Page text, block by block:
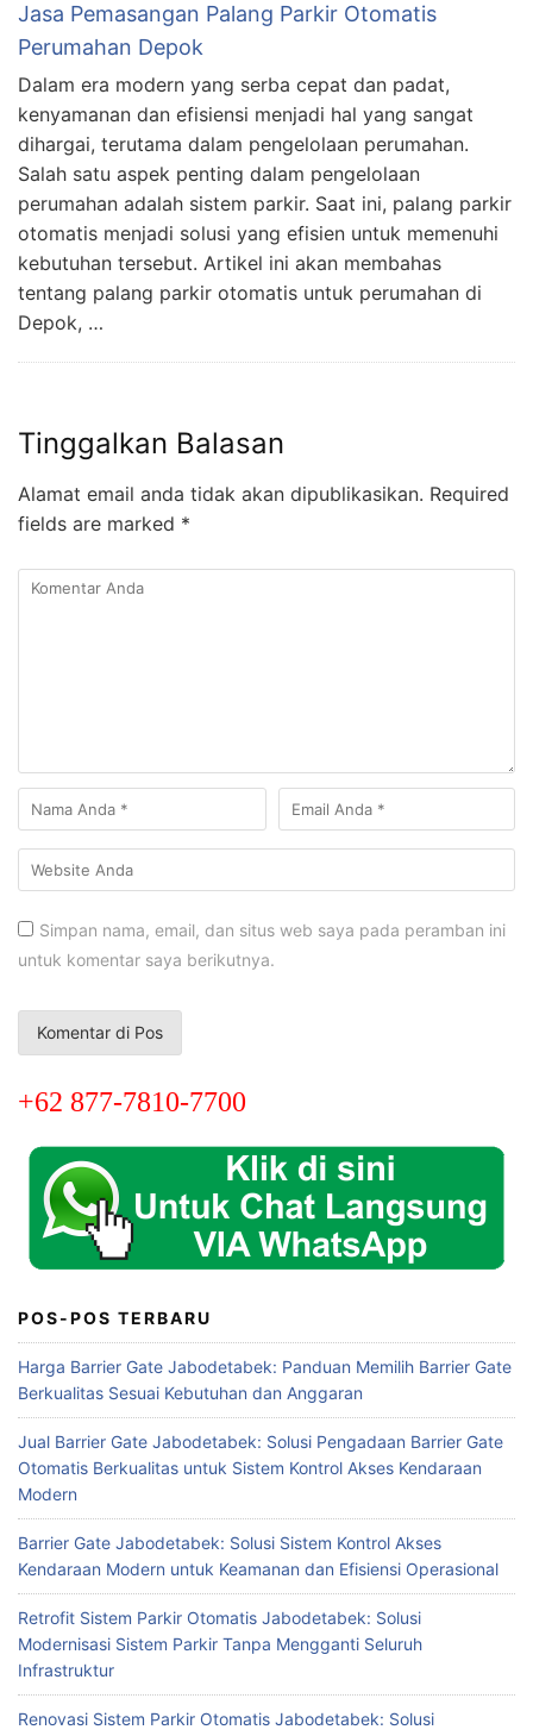
Jasa Pemasangan Palang Parkir Otomatis
Perumahan Depok
Dalam era modern yang serba cepat dan padat,
kenyamanan dan efisiensi menjadi hal yang sangat
dihargai, terutama dalam pengelolaan perumahan.
Salah satu aspek penting dalam pengelolaan
perumahan adalah sistem parkir. Saat ini, palang parkir
otomatis menjadi solusi yang efisien untuk memenuhi
kebutuhan tersebut. Artikel ini akan membahas
tentang palang parkir otomatis untuk perumahan di
Depok, …
Tinggalkan Balasan
Alamat email anda tidak akan dipublikasikan. Required
fields are marked *
Simpan nama, email, dan situs web saya pada peramban ini
untuk komentar saya berikutnya.
+62 877-7810-7700
POS-POS TERBARU
Harga Barrier Gate Jabodetabek: Panduan Memilih Barrier Gate
Berkualitas Sesuai Kebutuhan dan Anggaran
Jual Barrier Gate Jabodetabek: Solusi Pengadaan Barrier Gate
Otomatis Berkualitas untuk Sistem Kontrol Akses Kendaraan
Modern
Barrier Gate Jabodetabek: Solusi Sistem Kontrol Akses
Kendaraan Modern untuk Keamanan dan Efisiensi Operasional
Retrofit Sistem Parkir Otomatis Jabodetabek: Solusi
Modernisasi Sistem Parkir Tanpa Mengganti Seluruh
Infrastruktur
Renovasi Sistem Parkir Otomatis Jabodetabek: Solusi